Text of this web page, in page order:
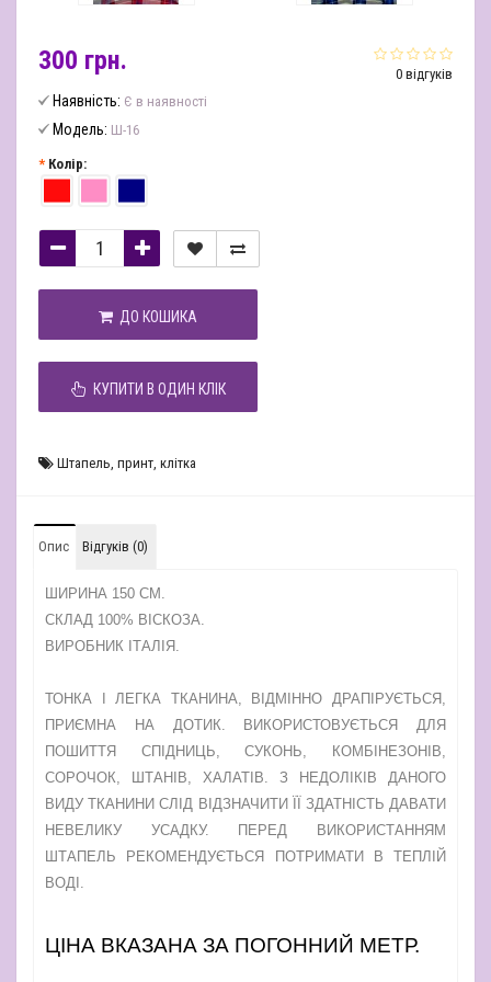
0 відгуків
300 грн.
Наявність: Є в наявності
Модель: Ш-16
Колір:
ДО КОШИКА
КУПИТИ В ОДИН КЛІК
Штапель, принт, клітка
Опис Відгуків (0)
ШИРИНА 150 СМ.
СКЛАД 100% ВІСКОЗА.
ВИРОБНИК ІТАЛІЯ.
ТОНКА І ЛЕГКА ТКАНИНА, ВІДМІННО ДРАПІРУЄТЬСЯ,
ПРИЄМНА НА ДОТИК. ВИКОРИСТОВУЄТЬСЯ ДЛЯ
ПОШИТТЯ СПІДНИЦЬ, СУКОНЬ, КОМБІНЕЗОНІВ,
СОРОЧОК, ШТАНІВ, ХАЛАТІВ. З НЕДОЛІКІВ ДАНОГО
ВИДУ ТКАНИНИ СЛІД ВІДЗНАЧИТИ ЇЇ ЗДАТНІСТЬ ДАВАТИ
НЕВЕЛИКУ УСАДКУ. ПЕРЕД ВИКОРИСТАННЯМ
ШТАПЕЛЬ РЕКОМЕНДУЄТЬСЯ ПОТРИМАТИ В ТЕПЛІЙ
ВОДІ.
ЦІНА ВКАЗАНА ЗА ПОГОННИЙ МЕТР.